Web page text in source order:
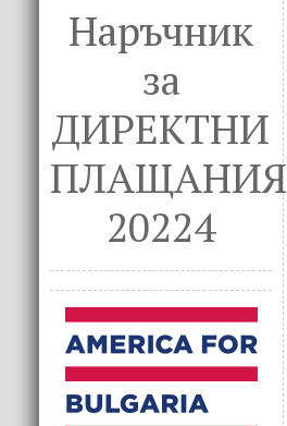
Наръчник
за
ДИРЕКТНИ
ПЛАЩАНИЯ
20224